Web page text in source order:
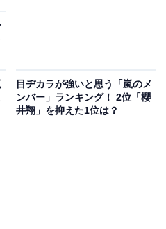
す。
印象もありますが、演技を
美しいです」（40代女性／
ャープな顔でナチュラルで
目ヂカラが強いと思う「嵐のメ
ンバー」ランキング！ 2位「櫻
井翔」を抑えた1位は？